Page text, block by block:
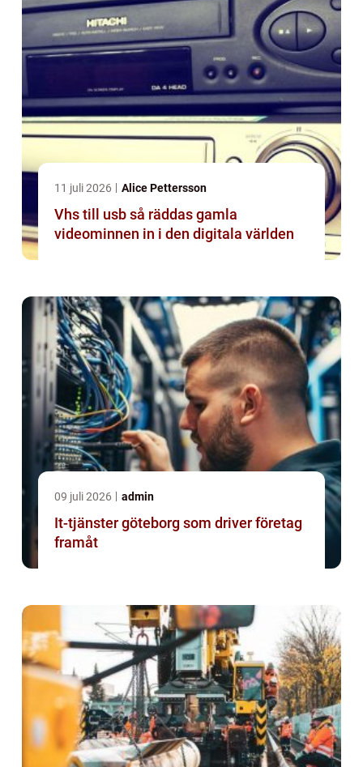
11 juli 2026 Alice Pettersson
Vhs till usb så räddas gamla
videominnen in i den digitala världen
09 juli 2026 admin
It-tjänster göteborg som driver företag
framåt